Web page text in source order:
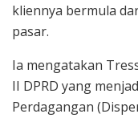
kliennya bermula
pasar.
Ia mengatakan
II DPRD yang
Perdagangan